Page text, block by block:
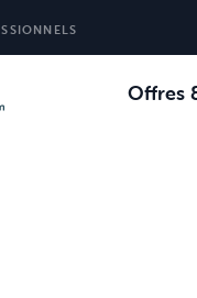
Offres